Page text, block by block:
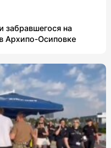
забравшегося на
Архипо-Осиповке